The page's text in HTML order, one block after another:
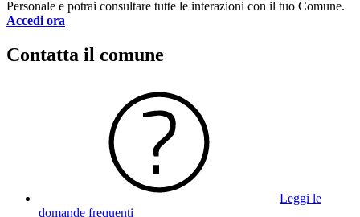
Personale e potrai consultare tutte le interazioni con il tuo Comune.
Accedi ora
Contatta il comune
Leggi le
domande frequenti